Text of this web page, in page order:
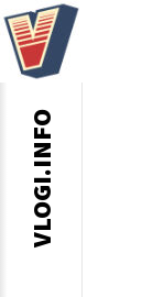
VLOGI.INFO